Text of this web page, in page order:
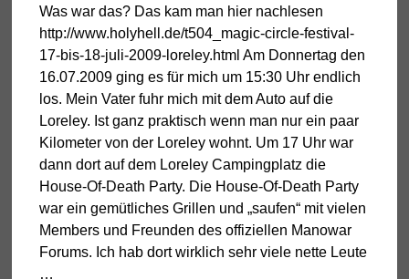
Was war das? Das kam man hier nachlesen
http://www.holyhell.de/t504_magic-circle-festival-
17-bis-18-juli-2009-loreley.html Am Donnertag den
16.07.2009 ging es für mich um 15:30 Uhr endlich
los. Mein Vater fuhr mich mit dem Auto auf die
Loreley. Ist ganz praktisch wenn man nur ein paar
Kilometer von der Loreley wohnt. Um 17 Uhr war
dann dort auf dem Loreley Campingplatz die
House-Of-Death Party. Die House-Of-Death Party
war ein gemütliches Grillen und „saufen“ mit vielen
Members und Freunden des offiziellen Manowar
Forums. Ich hab dort wirklich sehr viele nette Leute
…